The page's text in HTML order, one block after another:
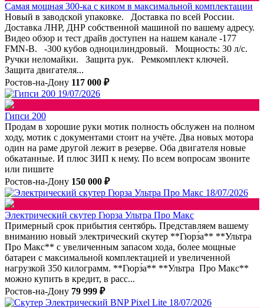
Самая мощная 300-ка с киком в максимальной комплектации
Новый в заводской упаковке. Доставка по всей России.
Доставка ЛНР, ДНР собственной машиной по вашему адресу.
Видео обзор и тест драйв доступен на нашем канале -177
FMN-B. -300 кубов одноцилиндровый. Мощность: 30 л/с.
Ручки неломайки. Защита рук. Ремкомплект ключей.
Защита двигателя...
Ростов-на-Дону 117 000 ₽
19/07/2026
Гипси 200
Продам в хорошие руки мотик полность обслужен на полном
ходу, мотик с документами стоит на учёте. Два новых мотора
один на раме другой лежит в резерве. Оба двигателя новые
обкатанные. И плюс ЗИП к нему. По всем вопросам звоните
или пишите
Ростов-на-Дону 150 000 ₽
18/07/2026
Электрический скутер Гюрза Ультра Про Макс
Примерный срок прибытия сентябрь. Представляем вашему
вниманию новый электрический скутер **Гюрз́а** **Ультра
Про Макс** с увеличенным запасом хода, более мощные
батареи с максимальной комплектацией и увеличенной
нагрузкой 350 килограмм. **Гюрз́а** **Ультра Про Макс**
можно купить в кредит, в расс...
Ростов-на-Дону 79 999 ₽
18/07/2026